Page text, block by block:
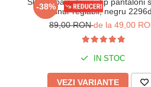
-38%snur reglabil, negru 2296d
89,00 RONde la 49,00
IN STOC
VEZI VARIANTE